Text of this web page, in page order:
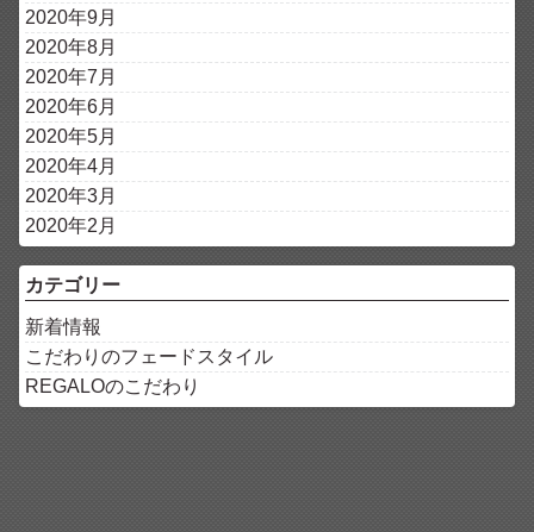
2020年9月
2020年8月
2020年7月
2020年6月
2020年5月
2020年4月
2020年3月
2020年2月
カテゴリー
新着情報
こだわりのフェードスタイル
REGALOのこだわり